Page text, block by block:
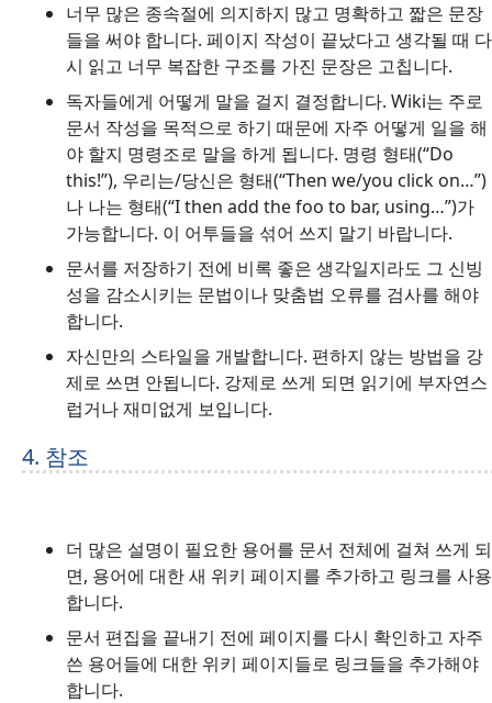
너무 많은 종속절에 의지하지 많고 명확하고 짧은 문장
들을 써야 합니다. 페이지 작성이 끝났다고 생각될 때 다
시 읽고 너무 복잡한 구조를 가진 문장은 고칩니다.
독자들에게 어떻게 말을 걸지 결정합니다. Wiki는 주로
문서 작성을 목적으로 하기 때문에 자주 어떻게 일을 해
야 할지 명령조로 말을 하게 됩니다. 명령 형태(“Do
this!”), 우리는/당신은 형태(“Then we/you click on…”)
나 나는 형태(“I then add the foo to bar, using…”)가
가능합니다. 이 어투들을 섞어 쓰지 말기 바랍니다.
문서를 저장하기 전에 비록 좋은 생각일지라도 그 신빙
성을 감소시키는 문법이나 맞춤법 오류를 검사를 해야
합니다.
자신만의 스타일을 개발합니다. 편하지 않는 방법을 강
제로 쓰면 안됩니다. 강제로 쓰게 되면 읽기에 부자연스
럽거나 재미없게 보입니다.
4. 참조
더 많은 설명이 필요한 용어를 문서 전체에 걸쳐 쓰게 되
면, 용어에 대한 새 위키 페이지를 추가하고 링크를 사용
합니다.
문서 편집을 끝내기 전에 페이지를 다시 확인하고 자주
쓴 용어들에 대한 위키 페이지들로 링크들을 추가해야
합니다.